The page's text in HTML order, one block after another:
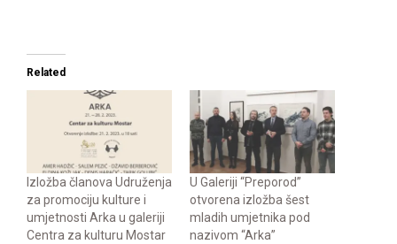
Related
Izložba članova Udruženja
za promociju kulture i
umjetnosti Arka u galeriji
Centra za kulturu Mostar
U Galeriji “Preporod”
otvorena izložba šest
mladih umjetnika pod
nazivom “Arka”